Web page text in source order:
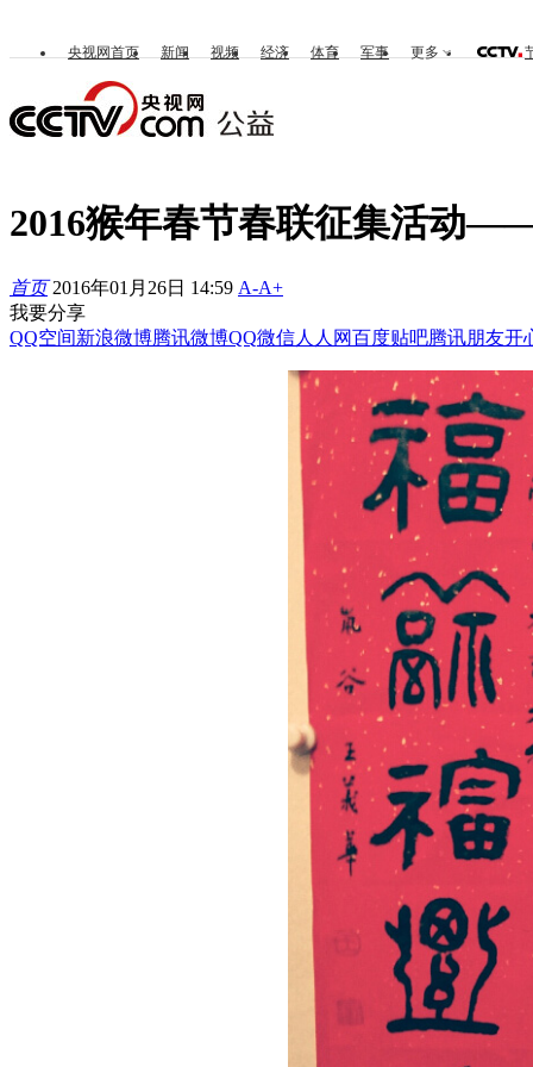
央视网首页 新闻 视频 经济 体育 军事 更多
2016猴年春节春联征集活动
首页 2016年01月26日 14:59 A-A+
我要分享
QQ空间新浪微博腾讯微博QQ微信人人网百度贴吧腾讯朋友开